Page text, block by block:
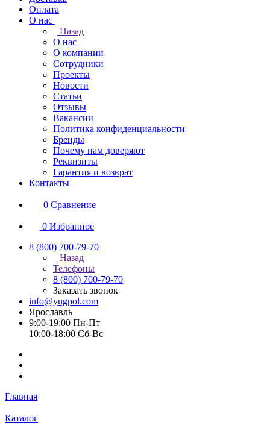
Оплата
О нас
Назад
О нас
О компании
Сотрудники
Проекты
Новости
Статьи
Отзывы
Вакансии
Политика конфиденциальности
Бренды
Почему нам доверяют
Реквизиты
Гарантия и возврат
Контакты
0 Сравнение
0 Избранное
8 (800) 700-79-70
Назад
Телефоны
8 (800) 700-79-70
Заказать звонок
info@yugpol.com
Ярославль
9:00-19:00 Пн-Пт
10:00-18:00 Cб-Вс
Главная
Каталог